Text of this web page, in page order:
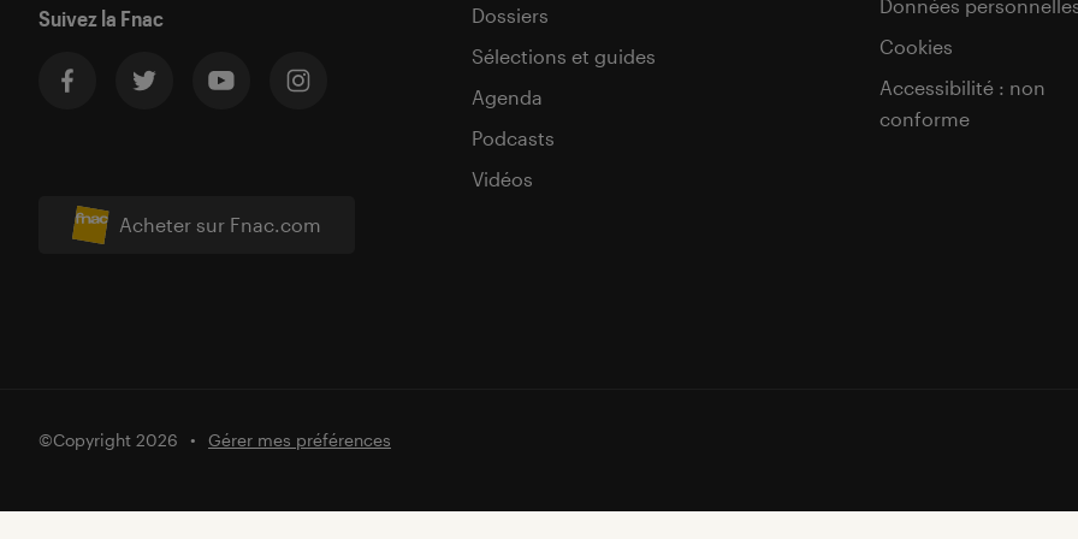
Suivez la Fnac
Acheter sur Fnac.com
Dossiers
Sélections et guides
Agenda
Podcasts
Vidéos
Données
Cookies
Accessibilité : non
conforme
©Copyright 2026 Gérer mes préférences